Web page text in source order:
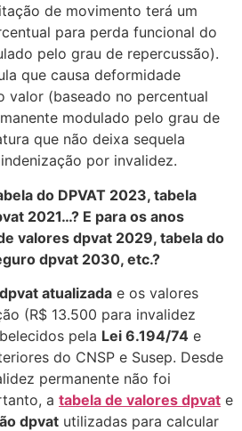
de movimento terá um
para perda funcional do
pelo grau de repercussão).
que causa deformidade
valor (baseado no percentual
modulado pelo grau de
que não deixa sequela
por invalidez.
do DPVAT 2023, tabela
2021…? E para os anos
valores dpvat 2029, tabela do
dpvat 2030, etc.?
atualizada e os valores
(R$ 13.500 para invalidez
pela Lei 6.194/74 e
do CNSP e Susep. Desde
permanente não foi
a tabela de valores dpvat e
dpvat utilizadas para calcular